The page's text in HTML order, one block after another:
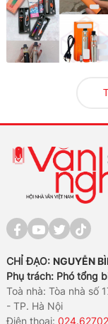
CHỈ ĐẠO: NGUYỄN
Phụ trách: Phó tổng
Toà nhà: Tòa nhà số
- TP. Hà Nội
Điện thoại: